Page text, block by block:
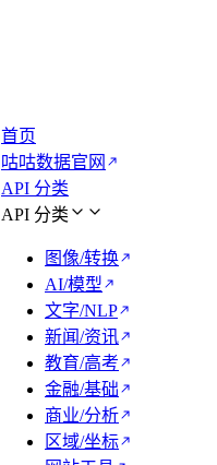
首页
咕咕数据官网
API 分类
API 分类
图像/转换
AI/模型
文字/NLP
新闻/资讯
教育/高考
金融/基础
商业/分析
区域/坐标